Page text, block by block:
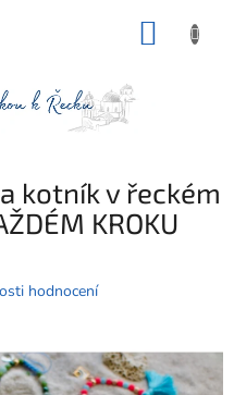
kotník v řeckém
KROKU
hodnocení